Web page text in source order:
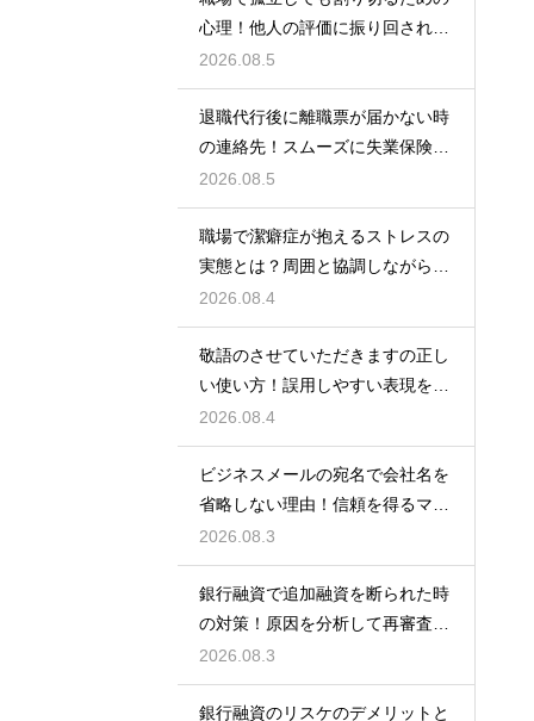
心理！他人の評価に振り回されな
いための術
2026.08.5
退職代行後に離職票が届かない時
の連絡先！スムーズに失業保険を
もらう術
2026.08.5
職場で潔癖症が抱えるストレスの
実態とは？周囲と協調しながら快
適に働く術
2026.08.4
敬語のさせていただきますの正し
い使い方！誤用しやすい表現を理
解する術
2026.08.4
ビジネスメールの宛名で会社名を
省略しない理由！信頼を得るマナ
ー
2026.08.3
銀行融資で追加融資を断られた時
の対策！原因を分析して再審査を
狙う
2026.08.3
銀行融資のリスケのデメリットと